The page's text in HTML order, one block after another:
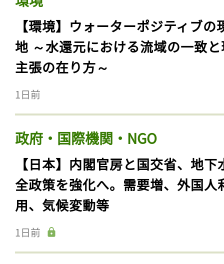
【環境】ウォーターポジティブの
地 ～水還元における流域の一致
主張の在り方～
1日前
政府・国際機関・NGO
【日本】内閣官房と国交省、地下
全政策を強化へ。需要増、外国人
用、気候変動等
1日前